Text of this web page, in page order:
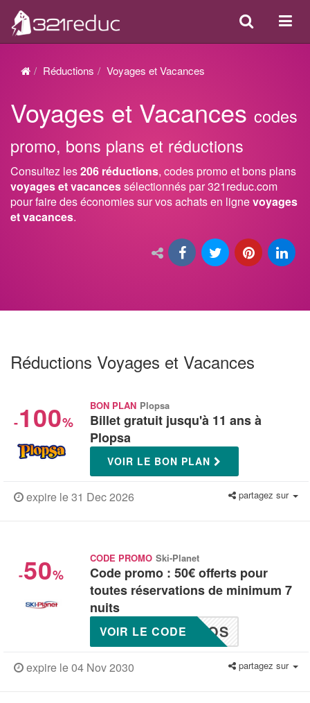
ou
Search
Réductions Voyages et Vacances
Voyages et Vacances codes
promo, bons plans et réductions
Consultez les206 réductions, codes promo et bons plans
voyages et vacancessélectionnés par 321reduc.com
pour faire des économies sur vos achats en lignevoyages
et vacances.
Réductions Voyages et Vacances
-100%
BON PLAN Plopsa
Billet gratuit jusqu'à 11 ans à
Plopsa
VOIR LE BON PLAN
expire le 31 Dec 2026 partagez sur
-50%
CODE PROMO Ski-Planet
Code promo : 50€ offerts pour
toutes réservations de minimum 7
nuits
ROS
VOIR LE CODE
expire le 04 Nov 2030 partagez sur